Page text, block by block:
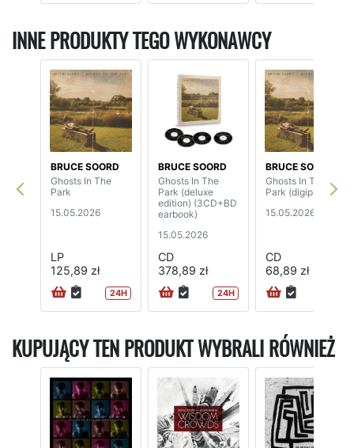
INNE PRODUKTY TEGO WYKONAWCY
BRUCE SOORD
Ghosts In The
Park
15.05.2026
LP
125,89 zł
24H
BRUCE SOORD
Ghosts In The
Park (deluxe
edition) (3CD+BD
earbook)
15.05.2026
CD
378,89 zł
24H
BRUCE SOORD
Ghosts In The
Park (digipak)
15.05.2026
CD
68,89 zł
KUPUJĄCY TEN PRODUKT WYBRALI RÓWNIEŻ